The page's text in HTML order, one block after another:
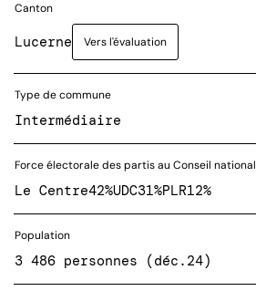
Canton
Lucerne Vers l'évaluation
Type de commune
Intermédiaire
Force électorale des partis au Conseil national
Le Centre42%UDC31%PLR12%
Population
3 486 personnes (déc.24)